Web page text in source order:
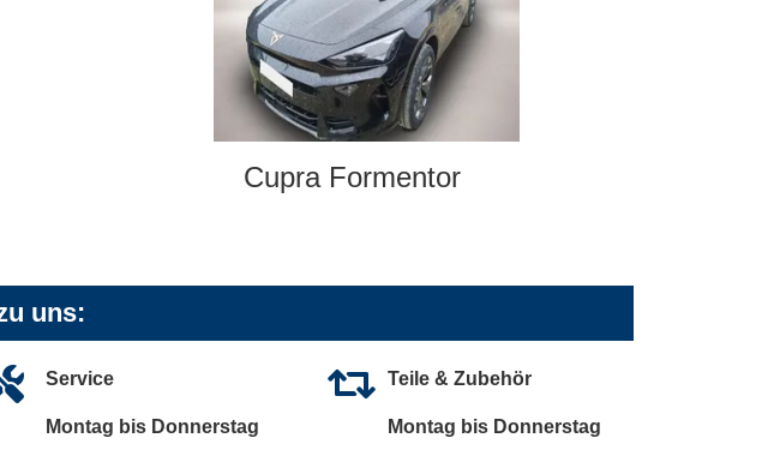
Cupra Formentor
uns:
Service
Montag bis Donnerstag
Teile & Zubehör
Montag bis Donnerstag